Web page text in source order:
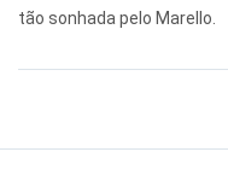
tão sonhada pelo Marello.